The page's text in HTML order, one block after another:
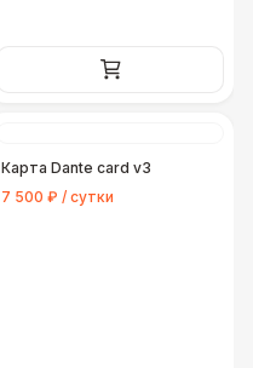
Карта Dante card v3
7 500 ₽ / сутки